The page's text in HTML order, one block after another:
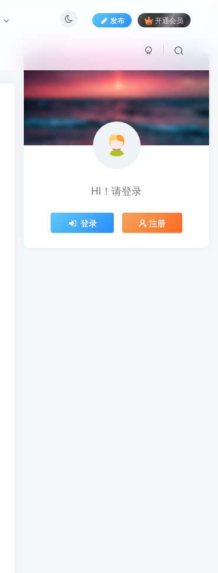
发布 开通会员
HI！请登录
登录 注册